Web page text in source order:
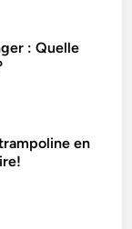
: Quelle
en